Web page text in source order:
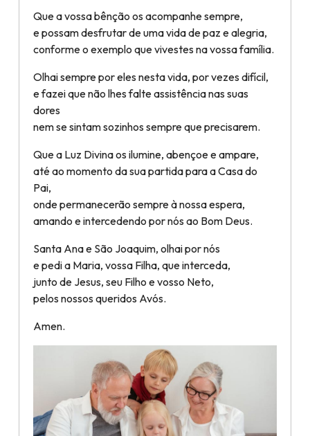
Que a vossa bênção os acompanhe sempre,
e possam desfrutar de uma vida de paz e alegria,
conforme o exemplo que vivestes na vossa família.
Olhai sempre por eles nesta vida, por vezes difícil,
e fazei que não lhes falte assistência nas suas
dores
nem se sintam sozinhos sempre que precisarem.
Que a Luz Divina os ilumine, abençoe e ampare,
até ao momento da sua partida para a Casa do
Pai,
onde permanecerão sempre à nossa espera,
amando e intercedendo por nós ao Bom Deus.
Santa Ana e São Joaquim, olhai por nós
e pedi a Maria, vossa Filha, que interceda,
junto de Jesus, seu Filho e vosso Neto,
pelos nossos queridos Avós.
Amen.